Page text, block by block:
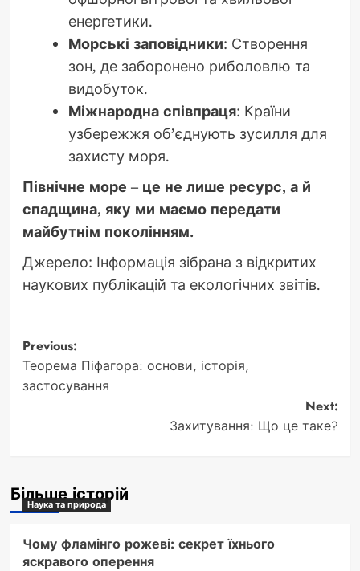
енергетики.
Морські заповідники: Створення
зон, де заборонено риболовлю та
видобуток.
Міжнародна співпраця: Країни
узбережжя об’єднують зусилля для
захисту моря.
Північне море – це не лише ресурс, а й
спадщина, яку ми маємо передати
майбутнім поколінням.
Джерело: Інформація зібрана з відкритих
наукових публікацій та екологічних звітів.
Post
navigation
Previous:
Теорема Піфагора: основи, історія,
застосування
Next:
Захитування: Що це таке?
Більше історій
Наука та природа
Чому фламінго рожеві: секрет їхнього
яскравого оперення